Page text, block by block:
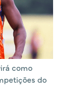
como
do